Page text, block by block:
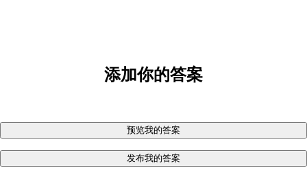
添加你的答案
预览我的答案
发布我的答案